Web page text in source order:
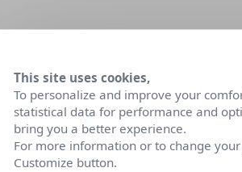
This site uses cookies,
To personalize and improve your
statistical data for performance and
bring you a better experience.
For more information or to change
Customize button.